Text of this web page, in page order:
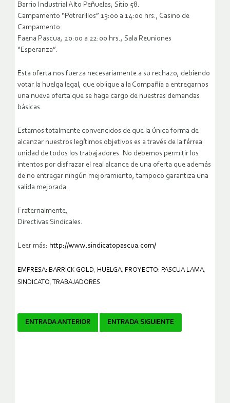
Barrio Industrial Alto Peñuelas, Sitio 58.
Campamento “Potrerillos” 13:00 a 14:00 hrs., Casino de
Campamento.
Faena Pascua, 20:00 a 22:00 hrs., Sala Reuniones
“Esperanza”.
Esta oferta nos fuerza necesariamente a su rechazo, debiendo
votar la huelga legal, que obligue a la Compañía a entregarnos
una nueva oferta que se haga cargo de nuestras demandas
básicas.
Estamos totalmente convencidos de que la única forma de
alcanzar nuestros legítimos objetivos es a través de la férrea
unidad de todos los trabajadores. No debemos permitir los
intentos por disfrazar el real alcance de una oferta que además
de no entregar ningún mejoramiento, tampoco garantiza una
salida mejorada.
Fraternalmente,
Directivas Sindicales.
Leer más: http://www.sindicatopascua.com/
EMPRESA: BARRICK GOLD, HUELGA, PROYECTO: PASCUA LAMA,
SINDICATO, TRABAJADORES
Navegador
ENTRADA ANTERIOR ENTRADA SIGUIENTE